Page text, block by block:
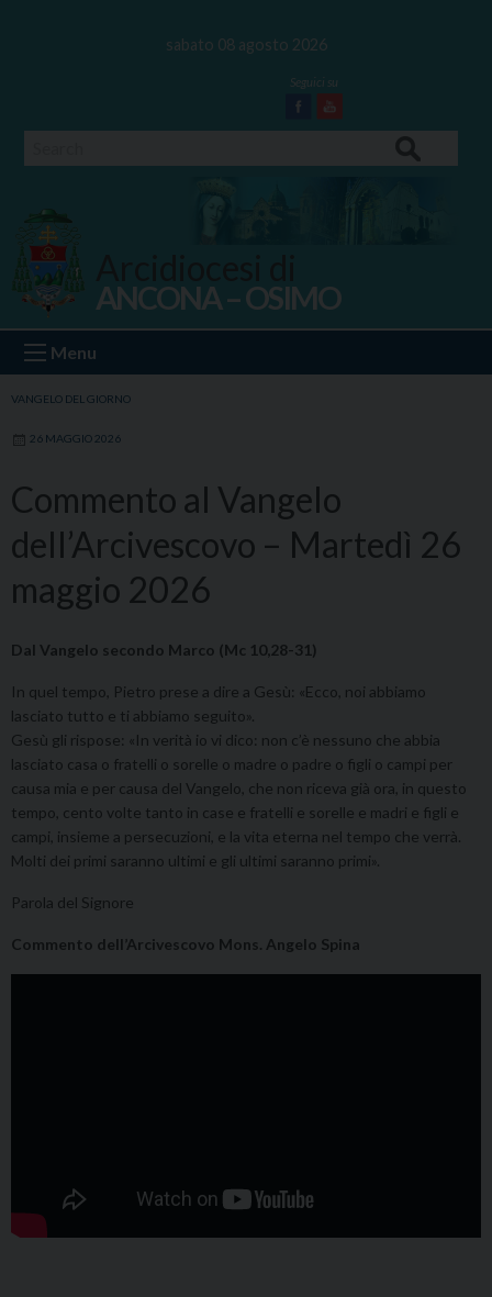
sabato 08 agosto 2026
Facebook
Youtube
Ancona Osimo
ANCONA – OSIMO
Menu
VANGELO DEL GIORNO
26 MAGGIO 2026
Commento al Vangelo
dell’Arcivescovo – Martedì 26
maggio 2026
Dal Vangelo secondo Marco (Mc 10,28-31)
In quel tempo, Pietro prese a dire a Gesù: «Ecco, noi abbiamo
lasciato tutto e ti abbiamo seguito».
Gesù gli rispose: «In verità io vi dico: non c’è nessuno che abbia
lasciato casa o fratelli o sorelle o madre o padre o figli o campi per
causa mia e per causa del Vangelo, che non riceva già ora, in questo
tempo, cento volte tanto in case e fratelli e sorelle e madri e figli e
campi, insieme a persecuzioni, e la vita eterna nel tempo che verrà.
Molti dei primi saranno ultimi e gli ultimi saranno primi».
Parola del Signore
Commento dell’Arcivescovo Mons. Angelo Spina